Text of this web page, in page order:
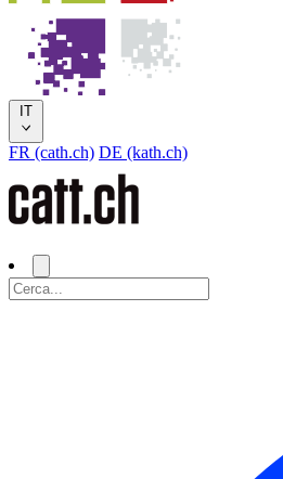
IT
FR (cath.ch) DE (kath.ch)